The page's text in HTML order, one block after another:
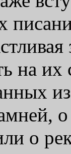
на
о